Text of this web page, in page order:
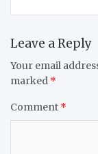
Leave a Reply
Your email
marked *
Comment *